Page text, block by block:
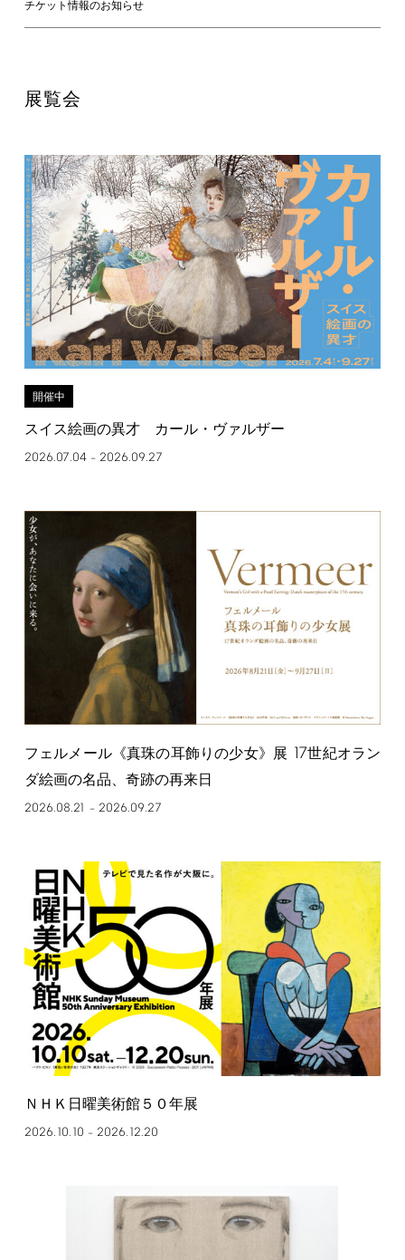
チケット情報のお知らせ
展覧会
開催中
スイス絵画の異才 カール・ヴァルザー
2026.07.04– 2026.09.27
フェルメール《真珠の耳飾りの少女》展 17世紀オラン
ダ絵画の名品、奇跡の再来日
2026.08.21 – 2026.09.27
ＮＨＫ日曜美術館５０年展
2026.10.10 – 2026.12.20